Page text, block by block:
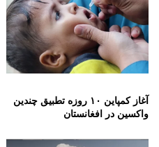
آغاز کمپاین ۱۰ روزه تطبیق چندین
واکسین در افغانستان